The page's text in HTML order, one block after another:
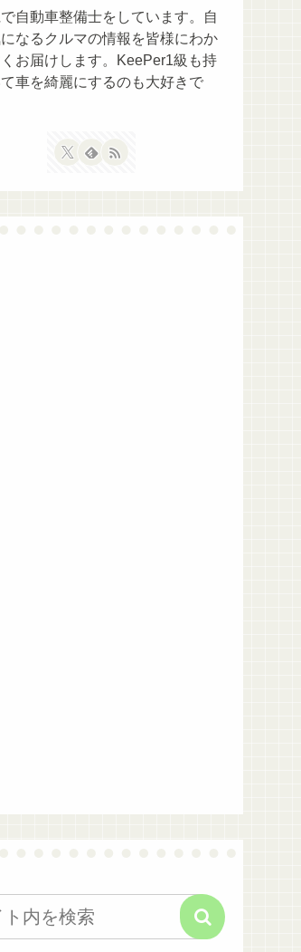
自動車整備士をしています。自
なるクルマの情報を皆様にわか
お届けします。KeePer1級も持
車を綺麗にするのも大好きで